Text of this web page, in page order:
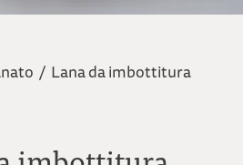
/ Lana da imbottitura